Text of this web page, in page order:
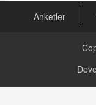
CAN
Anketler